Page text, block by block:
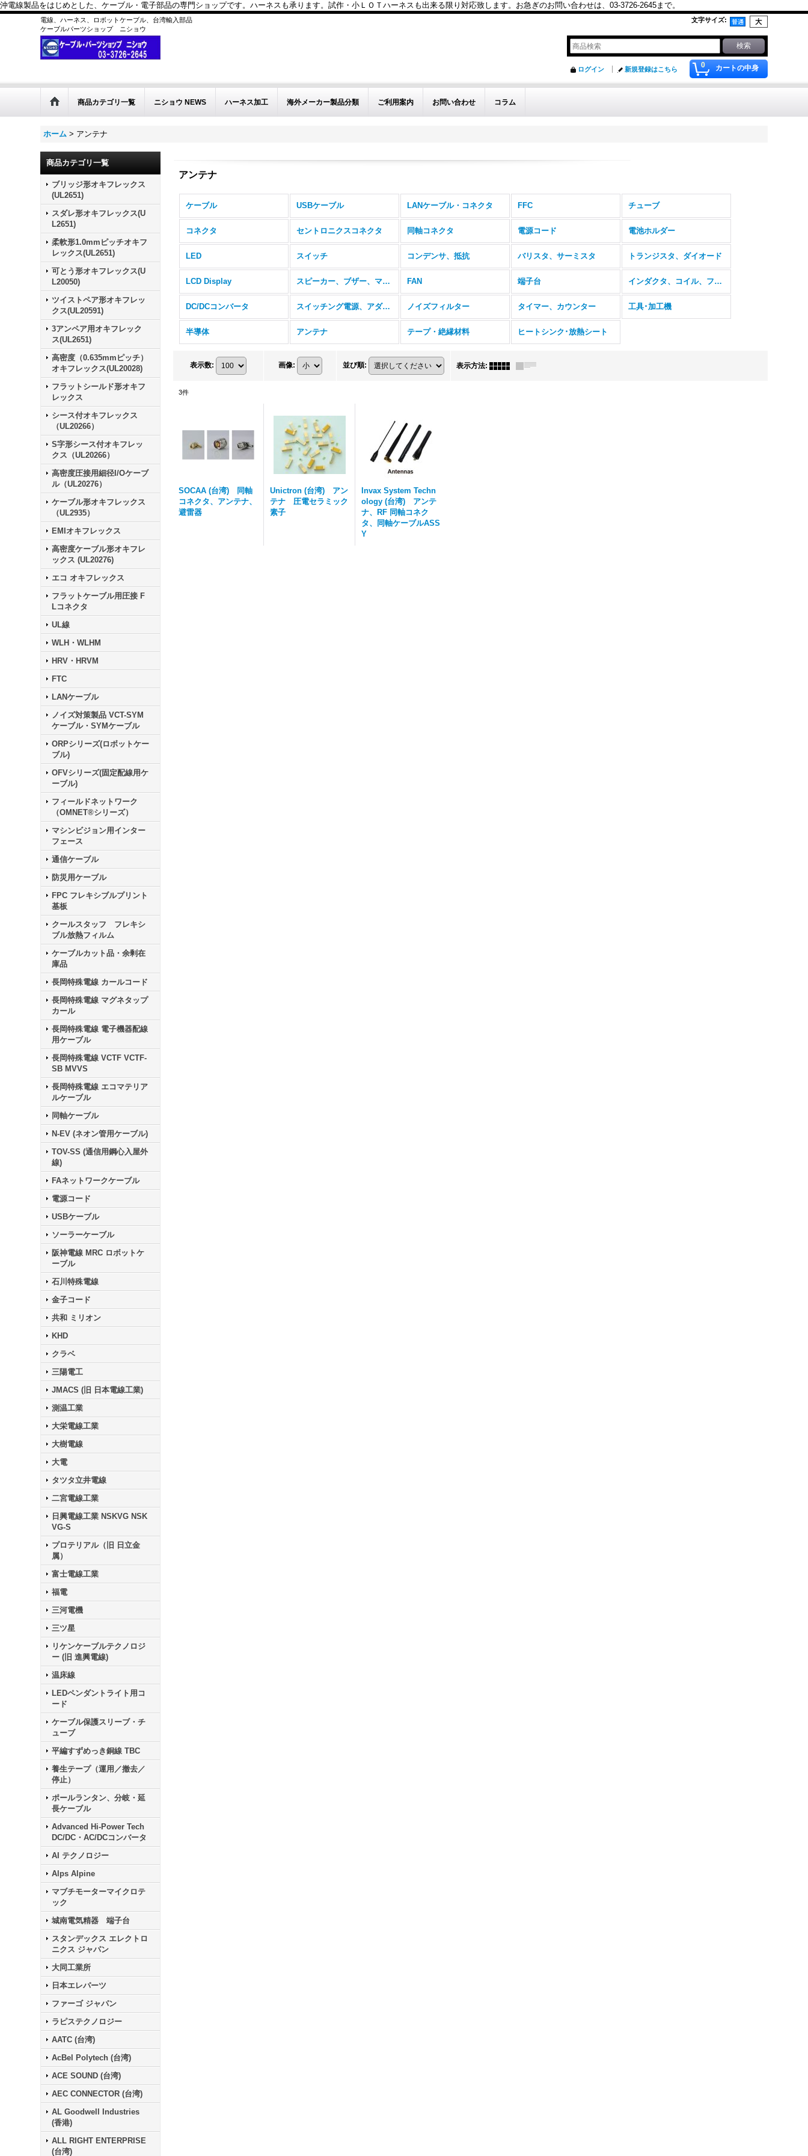
沖電線製品をはじめとした、ケーブル・電子部品の専門ショップです。ハーネスも承ります。試作・小ＬＯＴハーネスも出来る限り対応致します。お急ぎのお問い合わせは、03-3726-2645まで。
電線、ハーネス、ロボットケーブル、台湾輸入部品
ケーブルパーツショップ ニショウ
文字サイズ:
0 カートの中身
ログイン 新規登録はこちら
商品カテゴリ一覧 ニショウ NEWS ハーネス加工 海外メーカー製品分類 ご利用案内 お問い合わせ コラム
ホーム > アンテナ
商品カテゴリ一覧
ブリッジ形オキフレックス
(UL2651)
スダレ形オキフレックス(U
L2651)
柔軟形1.0mmピッチオキフ
レックス(UL2651)
可とう形オキフレックス(U
L20050)
ツイストペア形オキフレッ
クス(UL20591)
3アンペア用オキフレック
ス(UL2651)
高密度（0.635mmピッチ）
オキフレックス(UL20028)
フラットシールド形オキフ
レックス
シース付オキフレックス
（UL20266）
S字形シース付オキフレッ
クス（UL20266）
高密度圧接用細径I/Oケーブ
ル（UL20276）
ケーブル形オキフレックス
（UL2935）
EMIオキフレックス
高密度ケーブル形オキフレ
ックス (UL20276)
エコ オキフレックス
フラットケーブル用圧接 F
Lコネクタ
UL線
WLH・WLHM
HRV・HRVM
FTC
LANケーブル
ノイズ対策製品 VCT-SYM
ケーブル・SYMケーブル
ORPシリーズ(ロボットケー
ブル)
OFVシリーズ(固定配線用ケ
ーブル)
フィールドネットワーク
（OMNET®シリーズ）
マシンビジョン用インター
フェース
通信ケーブル
防災用ケーブル
FPC フレキシブルプリント
基板
クールスタッフ フレキシ
ブル放熱フィルム
ケーブルカット品・余剰在
庫品
長岡特殊電線 カールコード
長岡特殊電線 マグネタップ
カール
長岡特殊電線 電子機器配線
用ケーブル
長岡特殊電線 VCTF VCTF-
SB MVVS
長岡特殊電線 エコマテリア
ルケーブル
同軸ケーブル
N-EV (ネオン管用ケーブル)
TOV-SS (通信用鋼心入屋外
線)
FAネットワークケーブル
電源コード
USBケーブル
ソーラーケーブル
阪神電線 MRC ロボットケ
ーブル
石川特殊電線
金子コード
共和 ミリオン
KHD
クラベ
三陽電工
JMACS (旧 日本電線工業)
測温工業
大栄電線工業
大樹電線
大電
タツタ立井電線
二宮電線工業
日興電線工業 NSKVG NSK
VG-S
プロテリアル（旧 日立金
属）
富士電線工業
福電
三河電機
三ツ星
リケンケーブルテクノロジ
ー (旧 進興電線)
温床線
LEDペンダントライト用コ
ード
ケーブル保護スリーブ・チ
ューブ
平編すずめっき銅線 TBC
養生テープ（運用／撤去／
停止）
ポールランタン、分岐・延
長ケーブル
Advanced Hi-Power Tech
DC/DC・AC/DCコンバータ
AI テクノロジー
Alps Alpine
マブチモーターマイクロテ
ック
城南電気精器 端子台
スタンデックス エレクトロ
ニクス ジャパン
大同工業所
日本エレパーツ
ファーゴ ジャパン
ラピステクノロジー
AATC (台湾)
AcBel Polytech (台湾)
ACE SOUND (台湾)
AEC CONNECTOR (台湾)
AL Goodwell Industries
(香港)
ALL RIGHT ENTERPRISE
(台湾)
アンテナ
ケーブル USBケーブル LANケーブル・コネクタ FFC チューブ
コネクタ セントロニクスコネクタ 同軸コネクタ 電源コード 電池ホルダー
LED スイッチ コンデンサ、抵抗 バリスタ、サーミスタ トランジスタ、ダイオード
LCD Display スピーカー、ブザー、マイク FAN 端子台 インダクタ、コイル、フェライトコア
DC/DCコンバータ スイッチング電源、アダプタ ノイズフィルター タイマー、カウンター 工具･加工機
半導体 アンテナ テープ・絶縁材料 ヒートシンク･放熱シート
表示数: 画像: 並び順: 表示方法:
3件
SOCAA (台湾) 同軸
コネクタ、アンテナ、
避雷器
Unictron (台湾) アン
テナ 圧電セラミック
素子
Invax System Techn
ology (台湾) アンテ
ナ、RF 同軸コネク
タ、同軸ケーブルASS
Y